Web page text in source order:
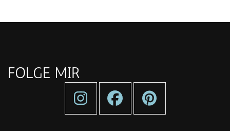
FOLGE MIR